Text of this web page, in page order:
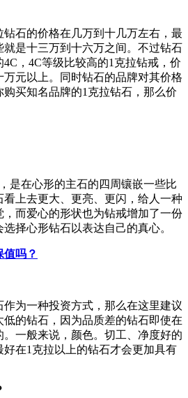
石的价格在几万到十几万左右，最
是十三万到十六万之间。不过钻石
，4C等级比较高的1克拉钻戒，价
元以上。同时钻石的品牌对其价格
买知名品牌的1克拉钻石，那么价
是在心形的主石的四周镶嵌一些比
上去更大、更亮、更闪，给人一种
而爱心的形状也为钻戒增加了一份
择心形钻石以表达自己的真心。
值吗？
为一种投资方式，那么在这里建议
的钻石，因为品质差的钻石即使在
一般来说，颜色。切工、净度好的
在1克拉以上的钻石才会更加具有